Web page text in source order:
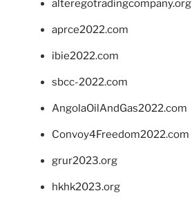
alteregotradingcompany.org
aprce2022.com
ibie2022.com
sbcc-2022.com
AngolaOilAndGas2022.com
Convoy4Freedom2022.com
grur2023.org
hkhk2023.org